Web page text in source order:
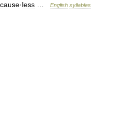
cause·less English syllables